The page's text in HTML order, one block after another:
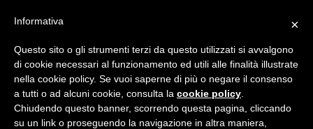
×
Informativa
Questo sito o gli strumenti terzi da questo utilizzati si avvalgono
di cookie necessari al funzionamento ed utili alle finalità illustrate
nella cookie policy. Se vuoi saperne di più o negare il consenso
a tutti o ad alcuni cookie, consulta la cookie policy
Chiudendo questo banner, scorrendo questa pagina, cliccando
su un link o proseguendo la navigazione in altra maniera,